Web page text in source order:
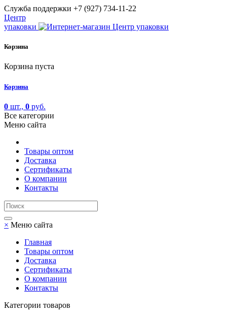
Cлужба поддержки +7 (927) 734-11-22
Центр
упаковки
Корзина
Корзина пуста
Корзина
0 шт., 0 руб.
Все категории
Меню сайта
Товары оптом
Доставка
Сертификаты
О компании
Контакты
× Меню сайта
Главная
Товары оптом
Доставка
Сертификаты
О компании
Контакты
Категории товаров